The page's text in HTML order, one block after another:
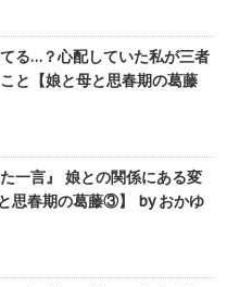
る…？心配していた私が三者
と【娘と母と思春期の葛藤
一言』 娘との関係にある変
思春期の葛藤③】 by おかゆ